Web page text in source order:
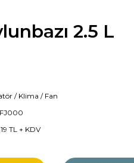
2.5 L
/ Klima / Fan
TL + KDV